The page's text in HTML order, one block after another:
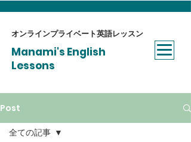
オンラインプライベート​英語レッスン
Manami's English
Lessons
Post
全ての記事